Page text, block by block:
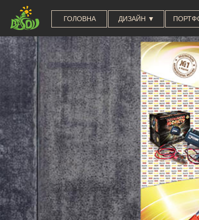
ГОЛОВНА ДИЗАЙН ▼